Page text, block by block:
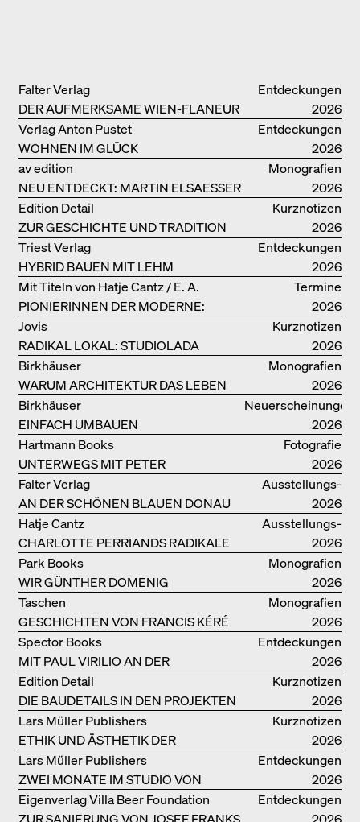
Entdeckungen
DER AUFMERKSAME WIEN-FLANEUR
Falter Verlag
2026
Entdeckungen
WOHNEN IM GLÜCK
Verlag Anton Pustet
2026
Monografien
NEU ENTDECKT: MARTIN ELSAESSER
av edition
2026
Kurznotizen
ZUR GESCHICHTE UND TRADITION
VON LEHMBAUTEN
Edition Detail
2026
Entdeckungen
HYBRID BAUEN MIT LEHM
Triest Verlag
2026
Termine
PIONIERINNEN DER MODERNE:
DANKE FÜR DAS INTERESSE AN
UNSERER DRITTEN BÜCHERSOIRÉE!
Mit Titeln von Hatje Cantz / E. A.
Seemann / Promedia
2026
Kurznotizen
RADIKAL LOKAL: STUDIOLADA
Jovis
2026
Monografien
WARUM ARCHITEKTUR DAS LEBEN
VERBESSERN KANN: ANNA
HERINGER
Birkhäuser
2026
Neuerscheinungen
EINFACH UMBAUEN
Birkhäuser
2026
Fotografie
UNTERWEGS MIT PETER
BIALOBRZESKI
Hartmann Books
2026
Ausstellungs­
kataloge
AN DER SCHÖNEN BLAUEN DONAU
Falter Verlag
2026
Ausstellungs­
kataloge
CHARLOTTE PERRIANDS RADIKALE
IDEEN ZUM WOHNEN
Hatje Cantz
2026
Monografien
WIR GÜNTHER DOMENIG
Park Books
2026
Monografien
GESCHICHTEN VON FRANCIS KÉRÉ
Taschen
2026
Entdeckungen
MIT PAUL VIRILIO AN DER
ATLANTIKKÜSTE
Spector Books
2026
Kurznotizen
DIE BAUDETAILS IN DEN PROJEKTEN
VON HERZOG & DE MEURON
Edition Detail
2026
Kurznotizen
ETHIK UND ÄSTHETIK DER
LANDSCHAFT: ROBERTO BURLE
MARX
Lars Müller Publishers
2026
Entdeckungen
ZWEI MONATE IM STUDIO VON
OSCAR NIEMEYER AN DER
COPACABANA
Lars Müller Publishers
2026
Entdeckungen
Eigenverlag Villa Beer Foundation